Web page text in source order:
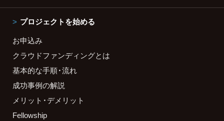
プロジェクトを始める
お申込み
クラウドファンディングとは
基本的な手順・流れ
成功事例の解説
メリット・デメリット
Fellowship